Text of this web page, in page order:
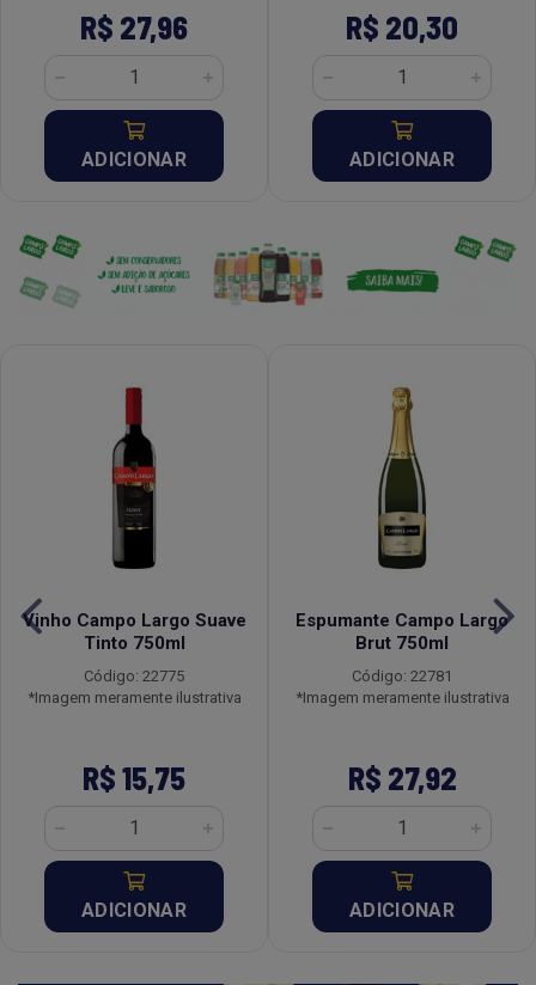
R$ 27,96
ADICIONAR
R$ 20,30
ADICIONAR
Vinho Campo Largo Suave
Tinto 750ml
Código: 22775
*Imagem meramente ilustrativa
R$ 15,75
ADICIONAR
Espumante Campo Largo
Brut 750ml
Código: 22781
*Imagem meramente ilustrativa
R$ 27,92
ADICIONAR